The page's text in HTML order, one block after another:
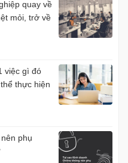
quay về
mỏi, trở về
việc gì đó
thực hiện
phụ